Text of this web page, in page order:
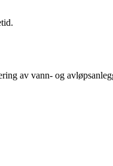
av vann- og